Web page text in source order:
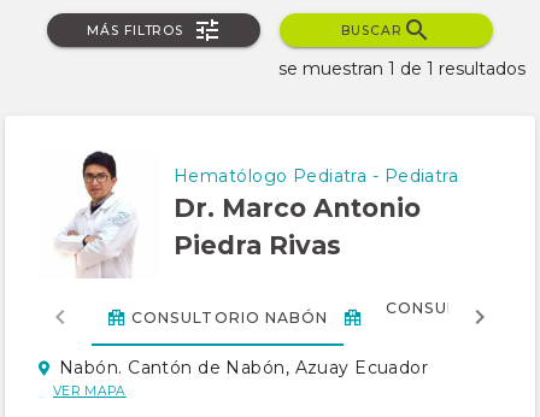
MÁS FILTROS BUSCAR
se muestran 1 de 1 resultados
Hematólogo Pediatra - Pediatra
Dr. Marco Antonio
Piedra Rivas
CONSULTORIO NABÓN
CONSULTORIO
ISABEL
Nabón. Cantón de Nabón, Azuay Ecuador
VER MAPA